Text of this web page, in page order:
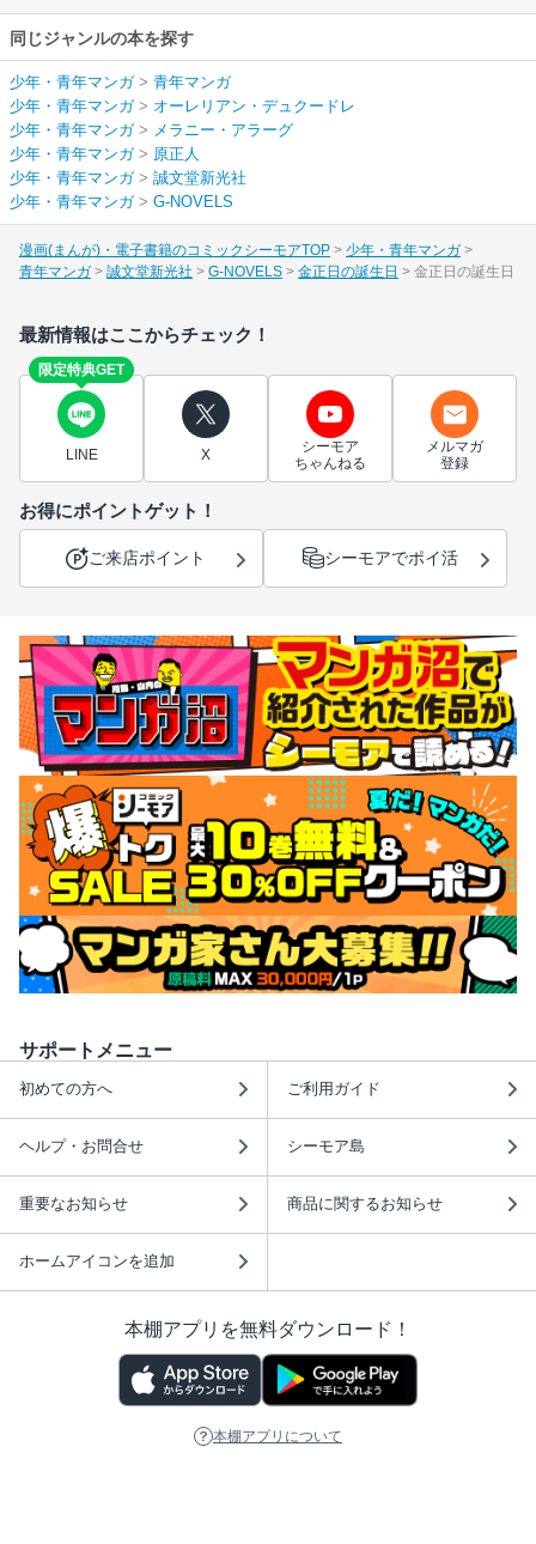
同じジャンルの本を探す
少年・青年マンガ> 青年マンガ
少年・青年マンガ> オーレリアン・デュクードレ
少年・青年マンガ> メラニー・アラーグ
少年・青年マンガ> 原正人
少年・青年マンガ> 誠文堂新光社
少年・青年マンガ> G-NOVELS
漫画(まんが)・電子書籍のコミックシーモアTOP
少年・青年マンガ
青年マンガ
誠文堂新光社 G-NOVELS 金正日の誕生日 金正日の誕生日
最新情報はここからチェック！
限定特典GET
LINE X
シーモア
ちゃんねる
メルマガ
登録
お得にポイントゲット！
ご来店ポイント シーモアでポイ活
サポートメニュー
初めての方へ ご利用ガイド
ヘルプ・お問合せ シーモア島
重要なお知らせ 商品に関するお知らせ
ホームアイコンを追加
本棚アプリを無料ダウンロード！
本棚アプリについて